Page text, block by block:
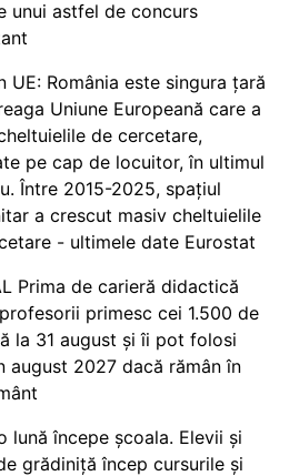
unui astfel de concurs
UE: România este singura țară
Uniune Europeană care a
de cercetare,
pe cap de locuitor, în ultimul
Între 2015-2025, spațiul
a crescut masiv cheltuielile
- ultimele date Eurostat
Prima de carieră didactică
primesc cei 1.500 de
la 31 august și îi pot folosi
august 2027 dacă rămân în
lună începe școala. Elevii și
grădiniță încep cursurile și